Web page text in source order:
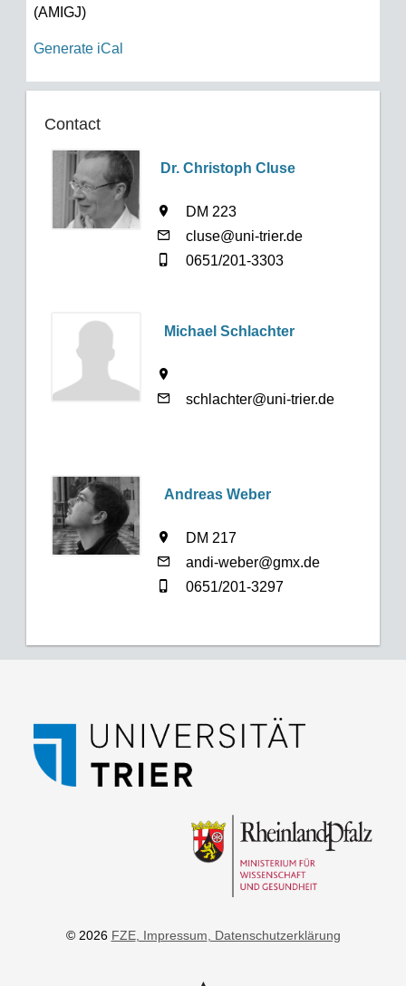
(AMIGJ)
Generate iCal
Contact
Dr. Christoph Cluse
DM 223
cluse@uni-trier.de
0651/201-3303
Michael Schlachter
schlachter@uni-trier.de
Andreas Weber
DM 217
andi-weber@gmx.de
0651/201-3297
© 2026 FZE, Impressum , Datenschutzerklärung